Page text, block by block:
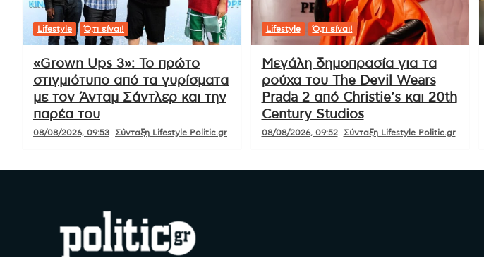
Lifestyle Ό,τι είναι!
«Grown Ups 3»: Το πρώτο
στιγμιότυπο από τα γυρίσματα
με τον Άνταμ Σάντλερ και την
παρέα του
08/08/2026, 09:53 Σύνταξη Lifestyle Politic.gr
Lifestyle Ό,τι είναι!
Μεγάλη δημοπρασία για τα
ρούχα του The Devil Wears
Prada 2 από Christie’s και 20th
Century Studios
08/08/2026, 09:52 Σύνταξη Lifestyle Politic.gr